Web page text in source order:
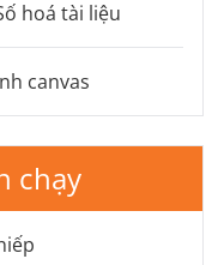
hoá tài liệu
canvas
chạy